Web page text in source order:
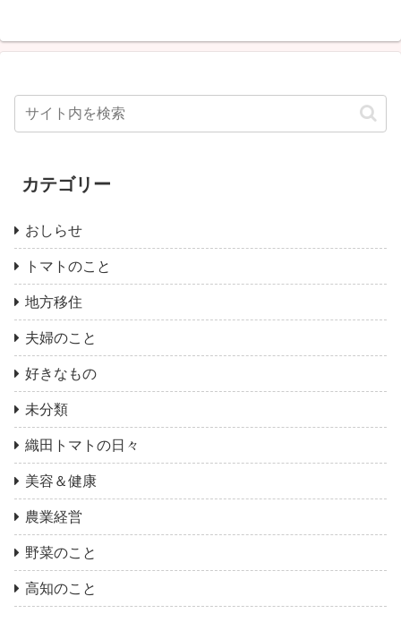
カテゴリー
おしらせ
トマトのこと
地方移住
夫婦のこと
好きなもの
未分類
織田トマトの日々
美容＆健康
農業経営
野菜のこと
高知のこと